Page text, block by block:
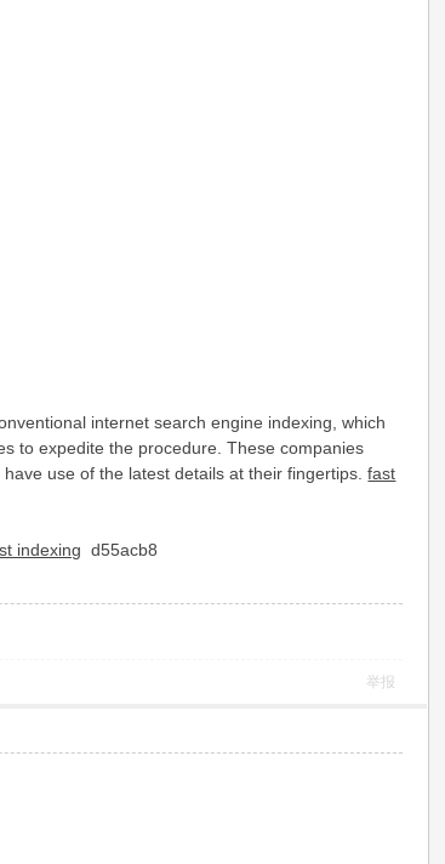
internet search engine indexing, which
to expedite the procedure. These companies
use of the latest details at their fingertips.fast
indexing d55acb8
举报